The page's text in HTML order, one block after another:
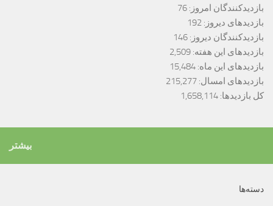
بازدیدکنندگان امروز: 76
بازدیدهای دیروز: 192
بازدیدکنندگان دیروز: 146
بازدیدهای این هفته: 2,509
بازدیدهای این ماه: 15,484
بازدیدهای امسال: 215,277
کل بازدیدها: 1,658,114
بیشتر
دسته‌ها